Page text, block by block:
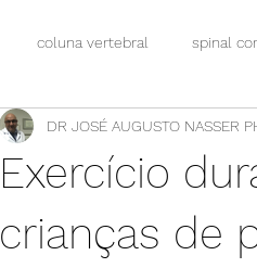
coluna vertebral spinal
Exercício
crianças de
DR JOSÉ AUGUSTO NASSER